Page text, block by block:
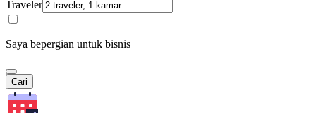
Traveler
Saya bepergian untuk bisnis
Cari